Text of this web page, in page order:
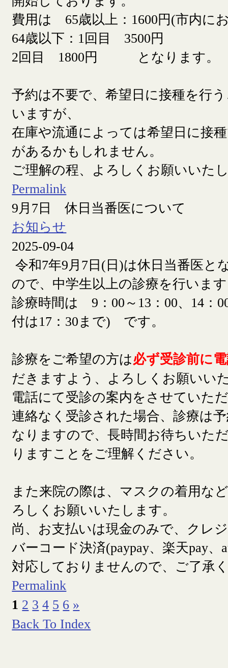
費用は 65歳以上：1600円(市内に
64歳以下：1回目 3500円
2回目 1800円 となります。
予約は不要で、希望日に接種を行
いますが、
在庫や流通によっては希望日に接
があるかもしれません。
ご理解の程、よろしくお願いいた
Permalink
9月7日 休日当番医について
お知らせ
2025-09-04
令和7年9月7日(日)は休日当番医と
ので、中学生以上の診療を行います
診療時間は 9：00～13：00、14：
付は17：30まで) です。
診療をご希望の方は必ず受診前に
だきますよう、よろしくお願いい
電話にて受診の案内をさせていた
連絡なく受診された場合、診療は
なりますので、長時間お待ちいた
りますことをご理解ください。
また来院の際は、マスクの着用な
ろしくお願いいたします。
尚、お支払いは現金のみで、クレ
バーコード決済(paypay、楽天pay、
対応しておりませんので、ご了承
Permalink
1 2 3 4 5 6 »
Back To Index